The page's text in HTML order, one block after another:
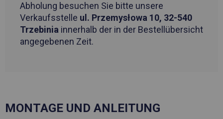
Abholung besuchen Sie bitte unsere
Verkaufsstelle ul. Przemysłowa 10, 32-540
Trzebinia innerhalb der in der Bestellübersicht
angegebenen Zeit.
MONTAGE UND ANLEITUNG